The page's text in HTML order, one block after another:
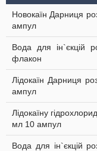
Новокаїн Дарниця
ампул
Вода для ін`єкцій
флакон
Лідокаїн Дарниця
ампул
Лідокаїну
мл 10 ампул
Вода для ін`єкцій